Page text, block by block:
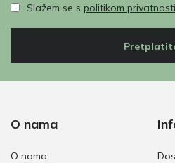
Slažem se s politikom privatnosti
O nama
O nama